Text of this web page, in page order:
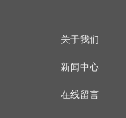
关于我们
新闻中心
在线留言